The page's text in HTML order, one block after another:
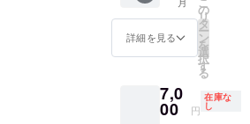
ライン
ミー
ティン
グご招
待
望者の
み）
程や内
更にな
る可能
りま
す。ど
うして
トで光
す。こ
の楽し
したの
はプロ
誤して
誕生し
たプロ
木の柔
らかさ
川崎宏
（工芸
作家、
ク」メ
ン
バー）
す）
外
寸 ：
径10.5
x 高さ
チ 内
寸：径
7.0 x 深
詳細を見る
の
リ
タ
ー
ン
を
選
択
す
る
7,0
00 円
在庫な
し